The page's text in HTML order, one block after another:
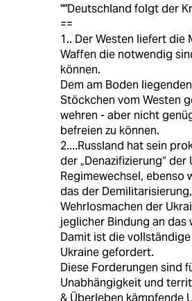
""Deutschland folgt der
==
1.. Der Westen liefert die
Waffen die notwendig
können.
Dem am Boden
Stöckchen vom Westen
wehren - aber nicht
befreien zu können.
2....Russland hat sein
der „Denazifizierung“
Regimewechsel, ebenso
das der
Wehrlosmachen der
jeglicher Bindung an das
Damit ist die
Ukraine gefordert.
Diese Forderungen sind
Unabhängigkeit und
& Überleben kämpfende